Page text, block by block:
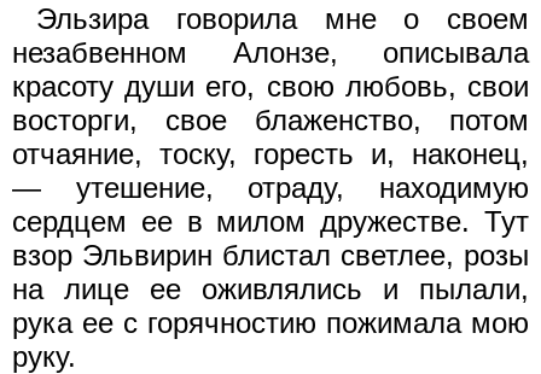
Эльзира говорила мне о своем
незабвенном Алонзе, описывала
красоту души его, свою любовь, свои
восторги, свое блаженство, потом
отчаяние, тоску, горесть и, наконец,
— утешение, отраду, находимую
сердцем ее в милом дружестве. Тут
взор Эльвирин блистал светлее, розы
на лице ее оживлялись и пылали,
рука ее с горячностию пожимала мою
руку.